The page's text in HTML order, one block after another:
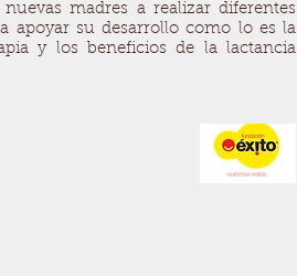
madres a realizar diferentes
apoyar su desarrollo como lo es la
y los beneficios de la lactancia